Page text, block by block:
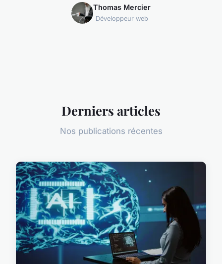
Thomas Mercier
Développeur web
Derniers articles
Nos publications récentes